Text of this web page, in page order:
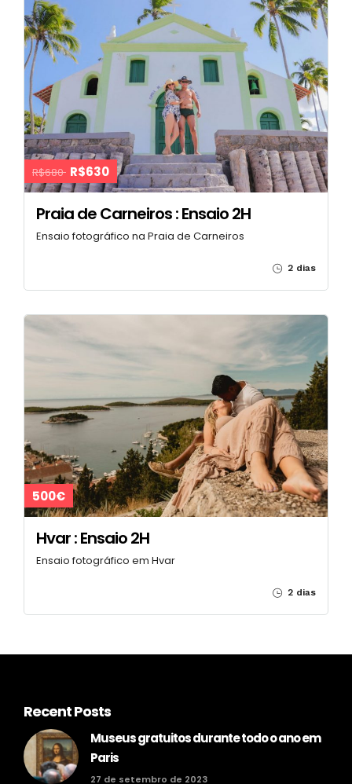
R$680 R$630
Praia de Carneiros : Ensaio 2H
Ensaio fotográfico na Praia de Carneiros
2 dias
500€
Hvar : Ensaio 2H
Ensaio fotográfico em Hvar
2 dias
Recent Posts
Museus gratuitos durante todo o ano em
Paris
27 de setembro de 2023